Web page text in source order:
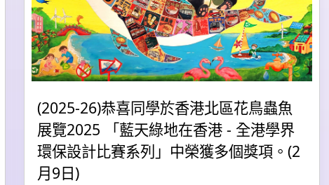
(2025-26)恭喜同學於香港北區花鳥蟲魚
展覽2025 「藍天綠地在香港 - 全港學界
環保設計比賽系列」中榮獲多個獎項。(2
月9日)